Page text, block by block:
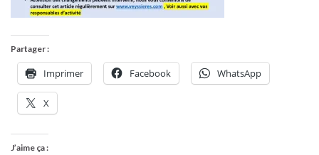
Partager :
Imprimer Facebook WhatsApp
X
J’aime ça :